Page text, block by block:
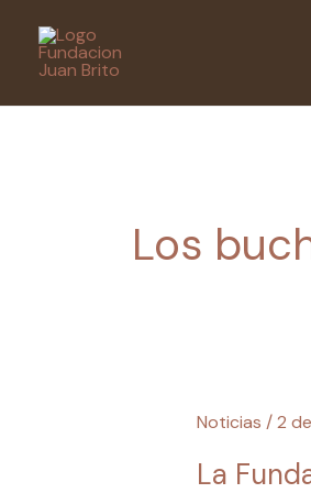
contenido
Los
Noticias /2
La
La
Juan